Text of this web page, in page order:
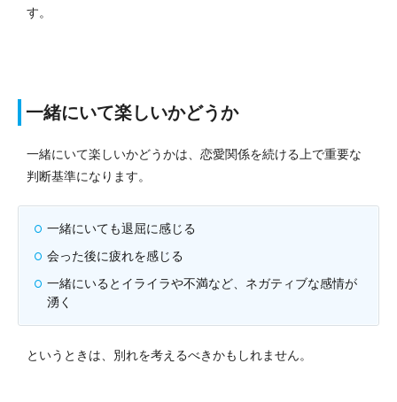
す。
一緒にいて楽しいかどうか
一緒にいて楽しいかどうかは、恋愛関係を続ける上で重要な
判断基準になります。
一緒にいても退屈に感じる
会った後に疲れを感じる
一緒にいるとイライラや不満など、ネガティブな感情が
湧く
というときは、別れを考えるべきかもしれません。